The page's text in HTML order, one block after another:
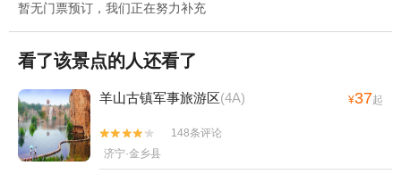
暂无门票预订，我们正在努力补充
看了该景点的人还看了
羊山古镇军事旅游区(4A) ¥37起


148条评论
济宁·金乡县